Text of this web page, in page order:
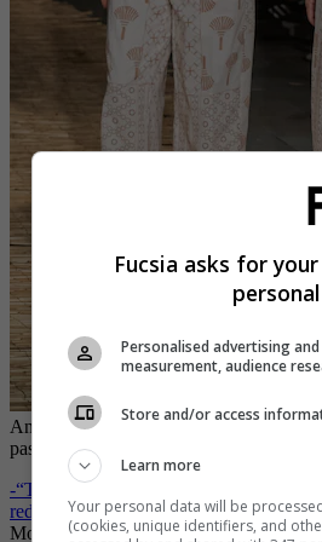
Andrés Restrepo y Alejandro González,
pasarela con Bronzini, Colombiamoda
-“Turista” de Arkitect x Leal Daccarett,
redescubre y valora lo auténtico
Moda exito materiales reciclados
Fucsia asks for
Personalised advertising
measurement, audience
Store and/or access
Learn more
Your personal data will be
(cookies, unique identifiers, and